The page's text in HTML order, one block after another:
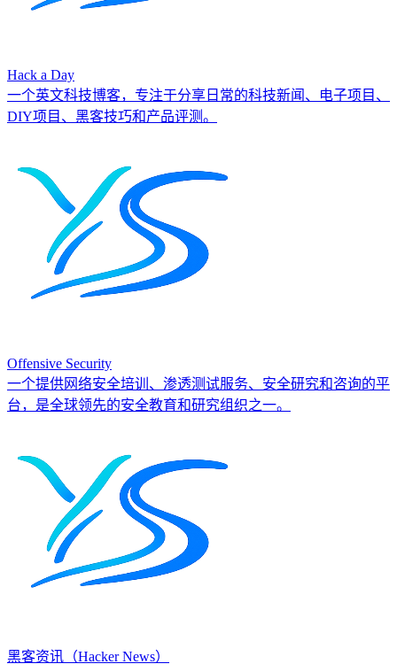
Hack a Day
一个英文科技博客，专注于分享日常的科技新闻、电子项目、
DIY项目、黑客技巧和产品评测。
Offensive Security
一个提供网络安全培训、渗透测试服务、安全研究和咨询的平
台，是全球领先的安全教育和研究组织之一。
黑客资讯（Hacker News）